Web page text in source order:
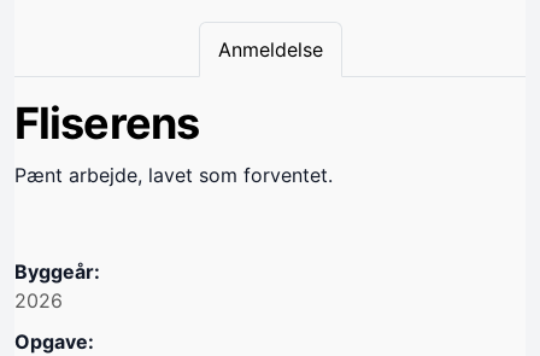
Anmeldelse
Fliserens
Pænt arbejde, lavet som forventet.
Byggeår:
2026
Opgave: